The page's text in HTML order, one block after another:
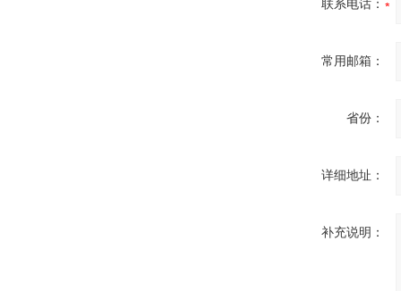
联系电话：
常用邮箱：
省份：
详细地址：
补充说明：